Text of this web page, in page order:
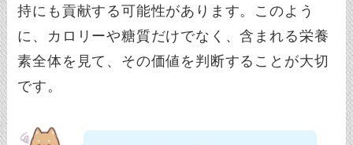
持にも貢献する可能性があります。このよう
に、カロリーや糖質だけでなく、含まれる栄養
素全体を見て、その価値を判断することが大切
です。